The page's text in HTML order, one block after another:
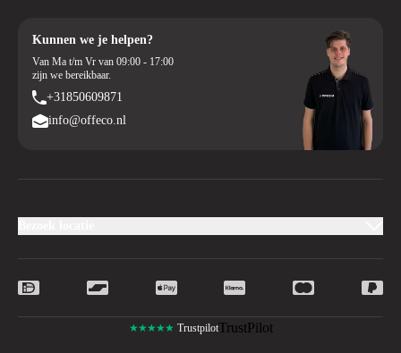
Kunnen we je helpen?
Van Ma t/m Vr van 09:00 - 17:00
zijn we bereikbaar.
+31850609871
info@offeco.nl
★★★★★ TrustpilotTrustPilot